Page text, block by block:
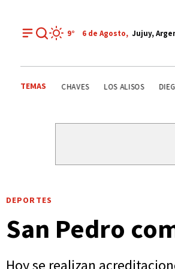
9° 6 de Agosto, Jujuy,
TEMASESTATALES DEPORTE
DEPORTES
San Pedro
Hoy se realizan